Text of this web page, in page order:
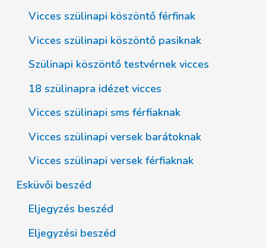
Vicces szülinapi köszöntő férfinak
Vicces szülinapi köszöntő pasiknak
Szülinapi köszöntő testvérnek vicces
18 szülinapra idézet vicces
Vicces szülinapi sms férfiaknak
Vicces szülinapi versek barátoknak
Vicces szülinapi versek férfiaknak
Esküvői beszéd
Eljegyzés beszéd
Eljegyzési beszéd